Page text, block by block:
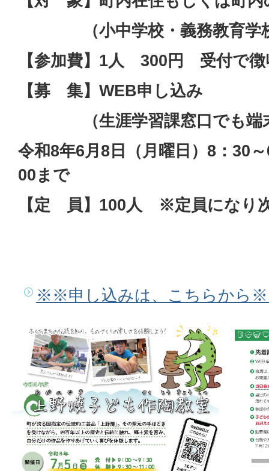
（小中学校・義務教育学校
【参加費】1人 300円 受付で徴
【募 集】WEB申し込み
（生涯学習課窓口でも端末
令和8年6月8日（月曜日）8：30
00まで
【定 員】100人 ※定員になり
※※申し込みは、こちらから